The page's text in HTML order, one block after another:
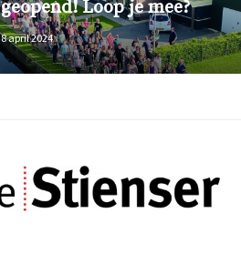
geopend! Loop je mee?
8 april 2024